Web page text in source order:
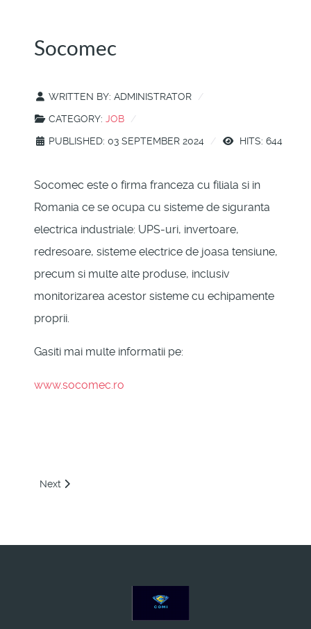
Socomec
WRITTEN BY: ADMINISTRATOR
CATEGORY: JOB
PUBLISHED: 03 SEPTEMBER 2024
HITS: 644
Socomec este o firma franceza cu filiala si in
Romania ce se ocupa cu sisteme de siguranta
electrica industriale: UPS-uri, invertoare,
redresoare, sisteme electrice de joasa tensiune,
precum si multe alte produse, inclusiv
monitorizarea acestor sisteme cu echipamente
proprii.
Gasiti mai multe informatii pe:
www.socomec.ro
Next article: Thoreb
Next